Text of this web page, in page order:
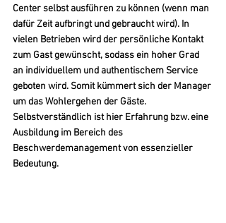
Center selbst ausführen zu können (wenn man
dafür Zeit aufbringt und gebraucht wird). In
vielen Betrieben wird der persönliche Kontakt
zum Gast gewünscht, sodass ein hoher Grad
an individuellem und authentischem Service
geboten wird. Somit kümmert sich der Manager
um das Wohlergehen der Gäste.
Selbstverständlich ist hier Erfahrung bzw. eine
Ausbildung im Bereich des
Beschwerdemanagement von essenzieller
Bedeutung.